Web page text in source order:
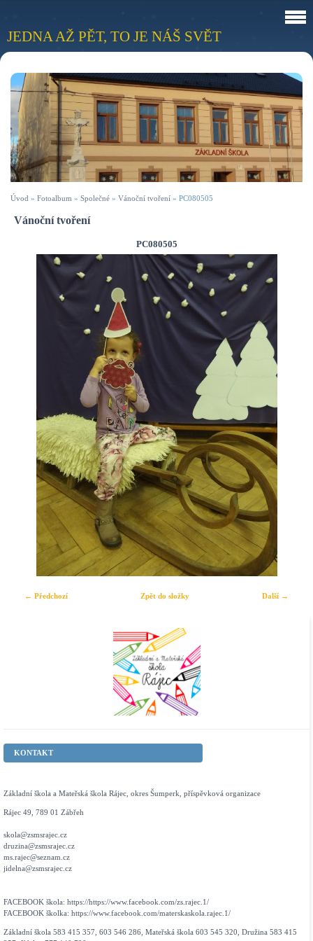
JEDNA AŽ PĚT, TO JE NÁŠ SVĚT
Úvod » Fotoalbum » Společné » Vánoční tvoření » PC080505
Vánoční tvoření
PC080505
← Předchozí Další →
Zpět do složky
KONTAKT
Základní škola a Mateřská škola Rájec, okres Šumperk, příspěvková organizace
Rájec 49, 789 01 Zábřeh
skola@zsmsrajec.cz
druzina@zsmsrajec.cz
ms.rajec@seznam.cz
jidelna@zsmsrajec.cz
FACEBOOK škola: https://https://www.facebook.com/zs.rajec.1/
FACEBOOK školka: https://www.facebook.com/materskaskola.rajec.1/
Základní škola 583 415 357, 603 546 286, Mateřská škola 603 545 320, Družina 583 415